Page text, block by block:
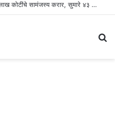
दावोस दौरा शंभर टक्के यशस्वी; ३७ लाख कोटींचे सामंजस्य करार, सुमारे ४३ लाख रोजगारनिर्मिती – उद्योगमंत्री डॉ. उदय सामंत